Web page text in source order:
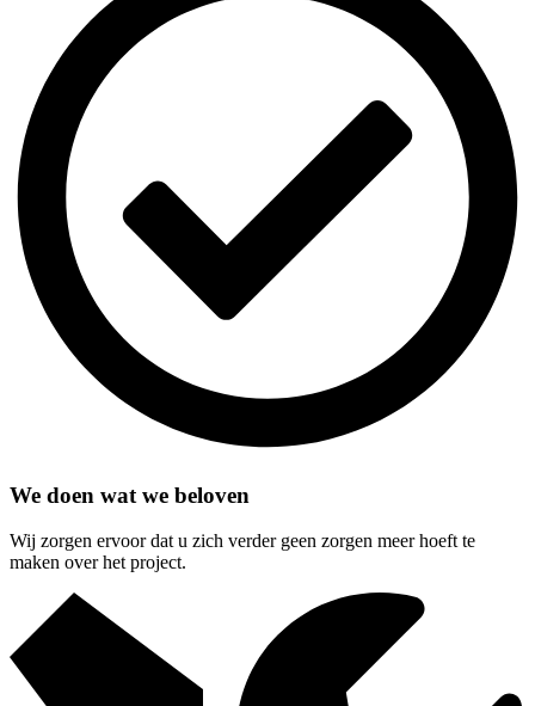
We doen wat we beloven
Wij zorgen ervoor dat u zich verder geen zorgen meer hoeft te
maken over het project.